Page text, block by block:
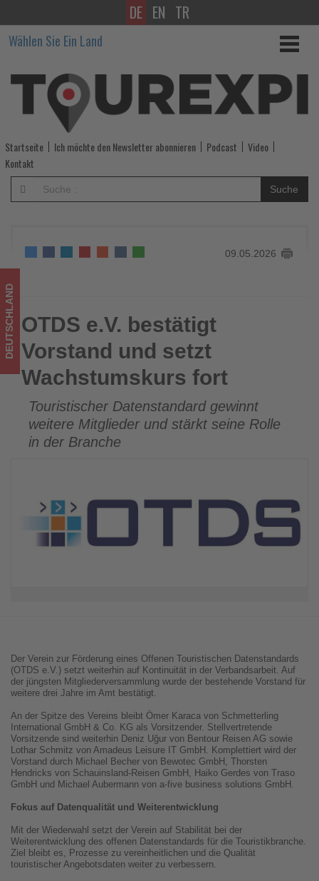
OTDS
e.V.
bestätigt
Vorstand
und
setzt
Wachstumskurs
Wissen,
was
im
Tourismus
los
ist!
DE EN TR
Wählen Sie Ein Land
Startseite Ich möchte den Newsletter abonnieren Podcast
Video
Kontakt
Suche
09.05.2026
OTDS e.V. bestätigt Vorstand und setzt Wachstumskurs fort
DEUTSCHLAND OTDS e.V. bestätigt
Vorstand und setzt
Wachstumskurs fort
Touristischer Datenstandard gewinnt
weitere Mitglieder und stärkt seine Rolle
in der Branche
Der Verein zur Förderung eines Offenen Touristischen Datenstandards
(OTDS e.V.) setzt weiterhin auf Kontinuität in der Verbandsarbeit. Auf
der jüngsten Mitgliederversammlung wurde der bestehende Vorstand für
weitere drei Jahre im Amt bestätigt.
An der Spitze des Vereins bleibt Ömer Karaca von Schmetterling
International GmbH & Co. KG als Vorsitzender. Stellvertretende
Vorsitzende sind weiterhin Deniz Uğur von Bentour Reisen AG sowie
Lothar Schmitz von Amadeus Leisure IT GmbH. Komplettiert wird der
Vorstand durch Michael Becher von Bewotec GmbH, Thorsten
Hendricks von Schauinsland-Reisen GmbH, Haiko Gerdes von Traso
GmbH und Michael Aubermann von a-five business solutions GmbH.
Fokus auf Datenqualität und Weiterentwicklung
Mit der Wiederwahl setzt der Verein auf Stabilität bei der
Weiterentwicklung des offenen Datenstandards für die Touristikbranche.
Ziel bleibt es, Prozesse zu vereinheitlichen und die Qualität
touristischer Angebotsdaten weiter zu verbessern.